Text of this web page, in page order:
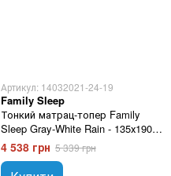
Артикул: 14032021-24-19
Family Sleep
Тонкий матрац-топер Family
Sleep Gray-White Rain - 135х190
см
4 538 грн 5 339 грн